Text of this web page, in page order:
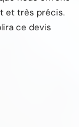
et très précis.
ce devis